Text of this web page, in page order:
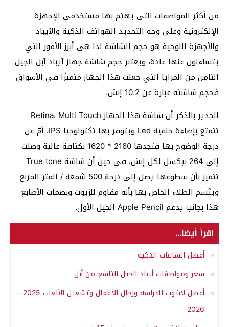
من أكثر المواصفات التي يهتم بها مستخدمي الإجهزة
الإلكترونية وعلى وجه التحديد الهواتف الذكية والآيباد
والأجهزة اللوحية هو حجم الشاشة لذا هي أبرز الأمور التي
يتساءلون عنها عادة، ويعتبر حجم شاشة جهاز آيباد آبل الجيل
الثامن من المزايا التي جعلت هذا الجهاز متميزًا في الأسواق
فحجم شاشته عبارة عن 10.2 إنش.
الجدير بالذكر أن شاشة هذا الجهاز Retina، Multi Touch
تتمتع بإضاءة خلفية Led ويتوفر بها تكتولوجيا IPS، أمّ عن
درجة الوضوح بها فتجدها 2160 * 1620 بكثافة عالية وصلت
إلى 264 بيكسل لكل إنش، في حين أن شاشة True tone
تتميز بأن سطوعها يصل إلى درجة 500 شمعة / المتر المربع
ويتّسم الطلاء الخاص بها بأنه مقاوم للزيوت وبصمات الأصابع
هذا بجانب يدعم Apple Pencil الجيل الأول.
اقرأ أيضا...
أفضل الساعات الذكية
سعر ومواصفات أيباد الجيل التاسع من أبل
أفضل لابتوب للدراسة ورجال الأعمال وتشغيل الألعاب 2025-
2026